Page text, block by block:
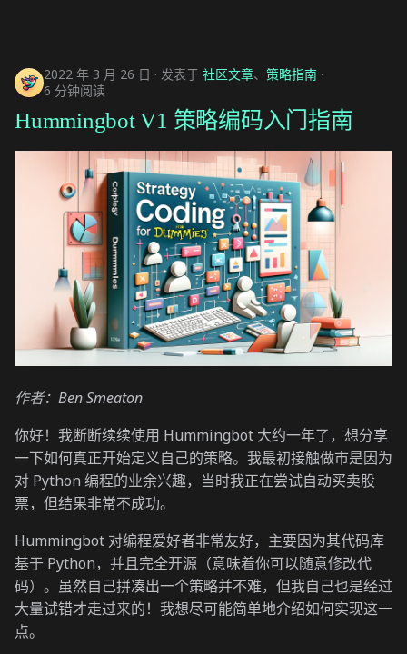
2022 年 3 月 26 日 发表于 社区文章、 策略指南
6 分钟阅读
Hummingbot V1 策略编码入门指南
作者：Ben Smeaton
你好！我断断续续使用 Hummingbot 大约一年了，想分享
一下如何真正开始定义自己的策略。我最初接触做市是因为
对 Python 编程的业余兴趣，当时我正在尝试自动买卖股
票，但结果非常不成功。
Hummingbot 对编程爱好者非常友好，主要因为其代码库
基于 Python，并且完全开源（意味着你可以随意修改代
码）。虽然自己拼凑出一个策略并不难，但我自己也是经过
大量试错才走过来的！我想尽可能简单地介绍如何实现这一
点。